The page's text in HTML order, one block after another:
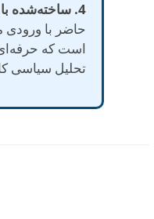
4. ساخته‌شده با کمک متخصصان.
حاضر با
است که
تحلیل سیاسی